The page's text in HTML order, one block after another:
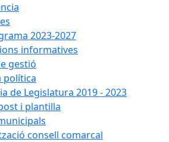
2023-2027
informatives
gestió
política
de Legislatura 2019 - 2023
i plantilla
consell comarcal